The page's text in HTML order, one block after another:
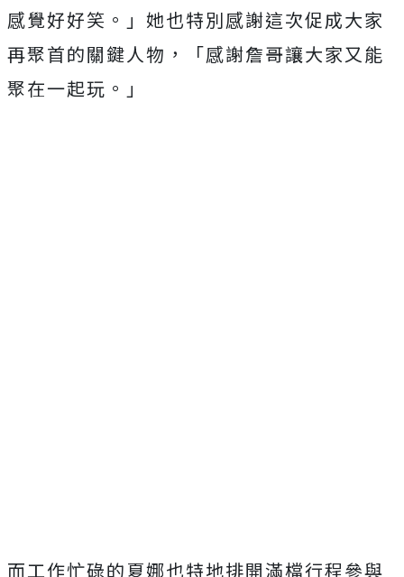
感覺好好笑。」她也特別感謝這次促成大家
再聚首的關鍵人物，「感謝詹哥讓大家又能
聚在一起玩。」
而工作忙碌的夏娜也特地排開滿檔行程參與